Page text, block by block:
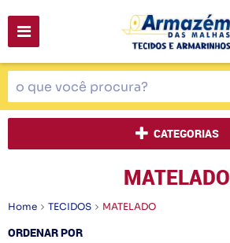
CATEGORIAS
MATELADO
Home TECIDOS MATELADO
ORDENAR POR